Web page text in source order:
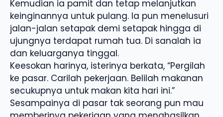
Kemudian ia pamit dan tetap melanjutkan
keinginannya untuk pulang. Ia pun menelusuri
jalan-jalan setapak demi setapak hingga di
ujungnya terdapat rumah tua. Di sanalah ia
dan keluarganya tinggal.
Keesokan harinya, isterinya berkata, “Pergilah
ke pasar. Carilah pekerjaan. Belilah makanan
secukupnya untuk makan kita hari ini.”
Sesampainya di pasar tak seorang pun mau